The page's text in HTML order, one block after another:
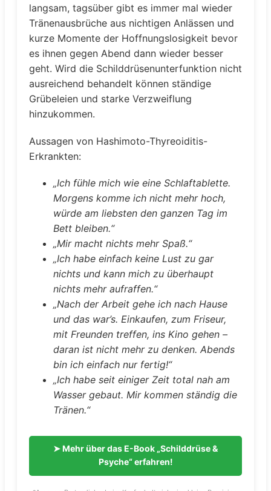
langsam, tagsüber gibt es immer mal wieder
Tränenausbrüche aus nichtigen Anlässen und
kurze Momente der Hoffnungslosigkeit bevor
es ihnen gegen Abend dann wieder besser
geht. Wird die Schilddrüsenunterfunktion nicht
ausreichend behandelt können ständige
Grübeleien und starke Verzweiflung
hinzukommen.
Aussagen von Hashimoto-Thyreoiditis-
Erkrankten:
„Ich fühle mich wie eine Schlaftablette.
Morgens komme ich nicht mehr hoch,
würde am liebsten den ganzen Tag im
Bett bleiben.“
„Mir macht nichts mehr Spaß.“
„Ich habe einfach keine Lust zu gar
nichts und kann mich zu überhaupt
nichts mehr aufraffen.“
„Nach der Arbeit gehe ich nach Hause
und das war’s. Einkaufen, zum Friseur,
mit Freunden treffen, ins Kino gehen –
daran ist nicht mehr zu denken. Abends
bin ich einfach nur fertig!“
„Ich habe seit einiger Zeit total nah am
Wasser gebaut. Mir kommen ständig die
Tränen.“
➤ Mehr über das E-Book „Schilddrüse &
Psyche“ erfahren!